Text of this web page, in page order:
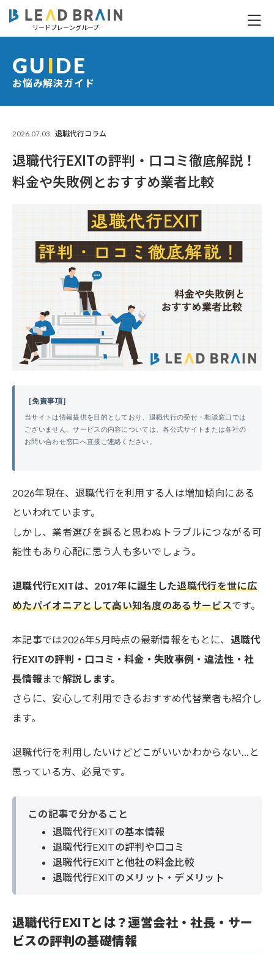
リードブレーングループ
お悩み解決ガイド
GU IDE
2026.07.03 退職代行コラム
退職代行EXITの評判・口コミ徹底解説！
料金や失敗例とおすすめ業者比較
［免責事項］
当サイトは情報提供を目的としており、退職代行の受付・相談窓口では
ございません。サービスの内容については、各公式サイトまたは各社の
お問い合わせ窓口へ直接ご連絡ください。
2026年現在、退職代行を利用する人は増加傾向にある
といわれています。
しかし、業者選びを誤ると思わぬトラブルにつながる可
能性もあり心配に思う人も多いでしょう。
退職代行EXITは、2017年に誕生した退職代行を世に広
めたパイオニアとして高い知名度のあるサービスです。
本記事では2026年5月時点の最新情報をもとに、 退職代
行EXITの評判・口コミ・料金・失敗事例・違法性・社
長情報 まで解説します。
さらに、安心して利用できるおすすめ代替業者も紹介し
ます。
退職代行を利用したいけどどこがいいかわからない…と
思っている方、必見です。
この記事で分かること
退職代行EXITの基本情報
退職代行EXITの評判や口コミ
退職代行EXITと他社の料金比較
退職代行EXITのメリット・デメリット
退職代行EXITとは？運営会社・社長・サー
ビスの評判の基礎情報